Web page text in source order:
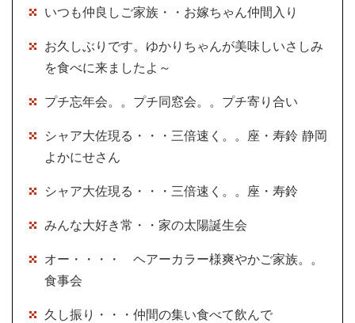
いつも仲良しご家族・・お嫁ちゃん仲間入り
お久しぶりです。ゆかりちゃんが美味しいさしみ
を食べに来ましたよ～
プチ忘年会。。プチ同窓会。。プチ寄り合い
シャア大佐現る・・・三倍速く。。座・寿鈴 静岡
よかにせさん
シャア大佐現る・・・三倍速く。。座・寿鈴
みんな大好き常・・家の太陽誕生会
オー・・・・ ヘアーカラー様爽やかご家族。。
食事会
久し振り・・・仲間の集い食べて飲んで